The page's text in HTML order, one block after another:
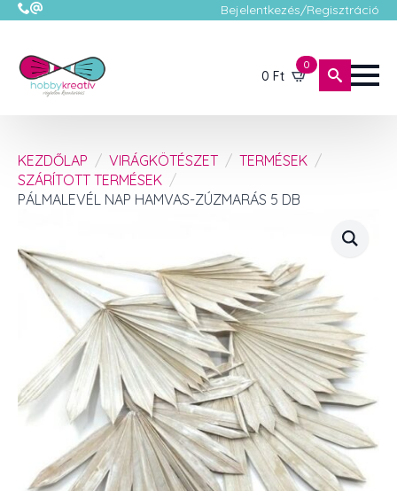
Bejelentkezés/Regisztráció
0 Ft
0
KEZDŐLAP VIRÁGKÖTÉSZET
TERMÉSEK
SZÁRÍTOTT TERMÉSEK
PÁLMALEVÉL NAP HAMVAS-ZÚZMARÁS 5 DB